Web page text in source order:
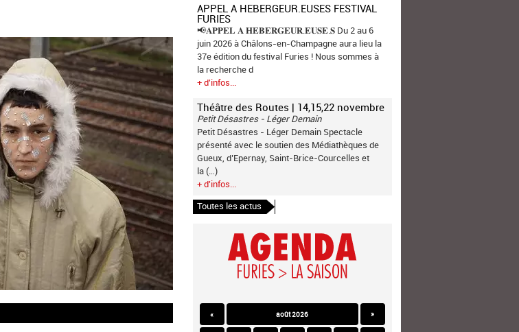
APPEL A HEBERGEUR.EUSES FESTIVAL
FURIES
📢𝐀𝐏𝐏𝐄𝐋 𝐀 𝐇𝐄𝐁𝐄𝐑𝐆𝐄𝐔𝐑.𝐄𝐔𝐒𝐄.𝐒 Du 2 au 6
juin 2026 à Châlons-en-Champagne aura lieu la
37e édition du festival Furies ! Nous sommes à
la recherche d
+ d'infos...
Théâtre des Routes | 14,15,22 novembre
Petit Désastres - Léger Demain
Petit Désastres - Léger Demain Spectacle
présenté avec le soutien des Médiathèques de
Gueux, d’Epernay, Saint-Brice-Courcelles et
la (…)
+ d'infos...
Toutes les actus
« août 2026 »